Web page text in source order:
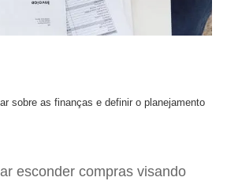
sobre as finanças e definir o planejamento
esconder compras visando